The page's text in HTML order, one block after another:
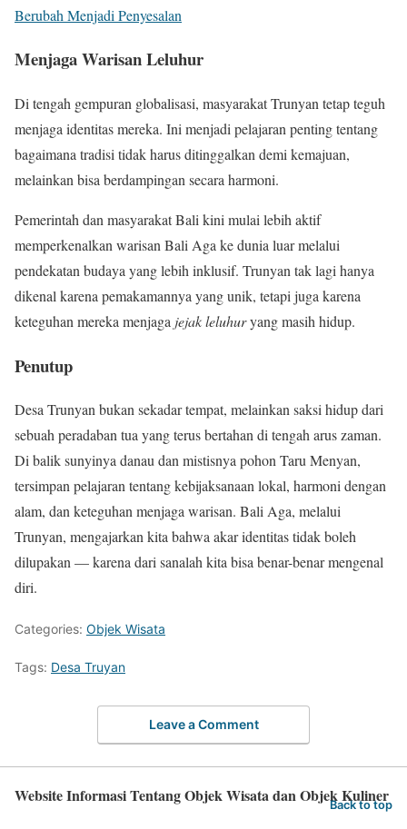
Berubah Menjadi Penyesalan
Menjaga Warisan Leluhur
Di tengah gempuran globalisasi, masyarakat Trunyan tetap teguh
menjaga identitas mereka. Ini menjadi pelajaran penting tentang
bagaimana tradisi tidak harus ditinggalkan demi kemajuan,
melainkan bisa berdampingan secara harmoni.
Pemerintah dan masyarakat Bali kini mulai lebih aktif
memperkenalkan warisan Bali Aga ke dunia luar melalui
pendekatan budaya yang lebih inklusif. Trunyan tak lagi hanya
dikenal karena pemakamannya yang unik, tetapi juga karena
keteguhan mereka menjaga jejak leluhuryang masih hidup.
Penutup
Desa Trunyan bukan sekadar tempat, melainkan saksi hidup dari
sebuah peradaban tua yang terus bertahan di tengah arus zaman.
Di balik sunyinya danau dan mistisnya pohon Taru Menyan,
tersimpan pelajaran tentang kebijaksanaan lokal, harmoni dengan
alam, dan keteguhan menjaga warisan. Bali Aga, melalui
Trunyan, mengajarkan kita bahwa akar identitas tidak boleh
dilupakan — karena dari sanalah kita bisa benar-benar mengenal
diri.
Categories: Objek Wisata
Tags: Desa Truyan
Leave a Comment
Website Informasi Tentang Objek Wisata dan Objek Kuliner
Back to top